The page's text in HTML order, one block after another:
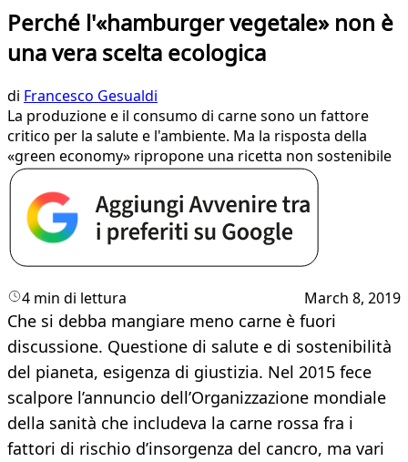
Perché l'«hamburger vegetale» non è
una vera scelta ecologica
di Francesco Gesualdi
La produzione e il consumo di carne sono un fattore
critico per la salute e l'ambiente. Ma la risposta della
«green economy» ripropone una ricetta non sostenibile
4 min di lettura March 8, 2019
Che si debba mangiare meno carne è fuori
discussione. Questione di salute e di sostenibilità
del pianeta, esigenza di giustizia. Nel 2015 fece
scalpore l’annuncio dell’Organizzazione mondiale
della sanità che includeva la carne rossa fra i
fattori di rischio d’insorgenza del cancro, ma vari